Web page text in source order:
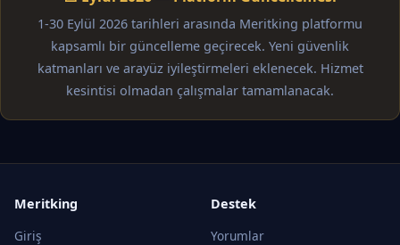
1-30 Eylül 2026 tarihleri arasında Meritking platformu
kapsamlı bir güncelleme geçirecek. Yeni güvenlik
katmanları ve arayüz iyileştirmeleri eklenecek. Hizmet
kesintisi olmadan çalışmalar tamamlanacak.
Meritking
Giriş
Destek
Yorumlar